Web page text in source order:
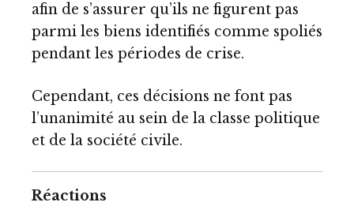
afin de s’assurer qu’ils ne figurent pas
parmi les biens identifiés comme spoliés
pendant les périodes de crise.
Cependant, ces décisions ne font pas
l’unanimité au sein de la classe politique
et de la société civile.
Réactions